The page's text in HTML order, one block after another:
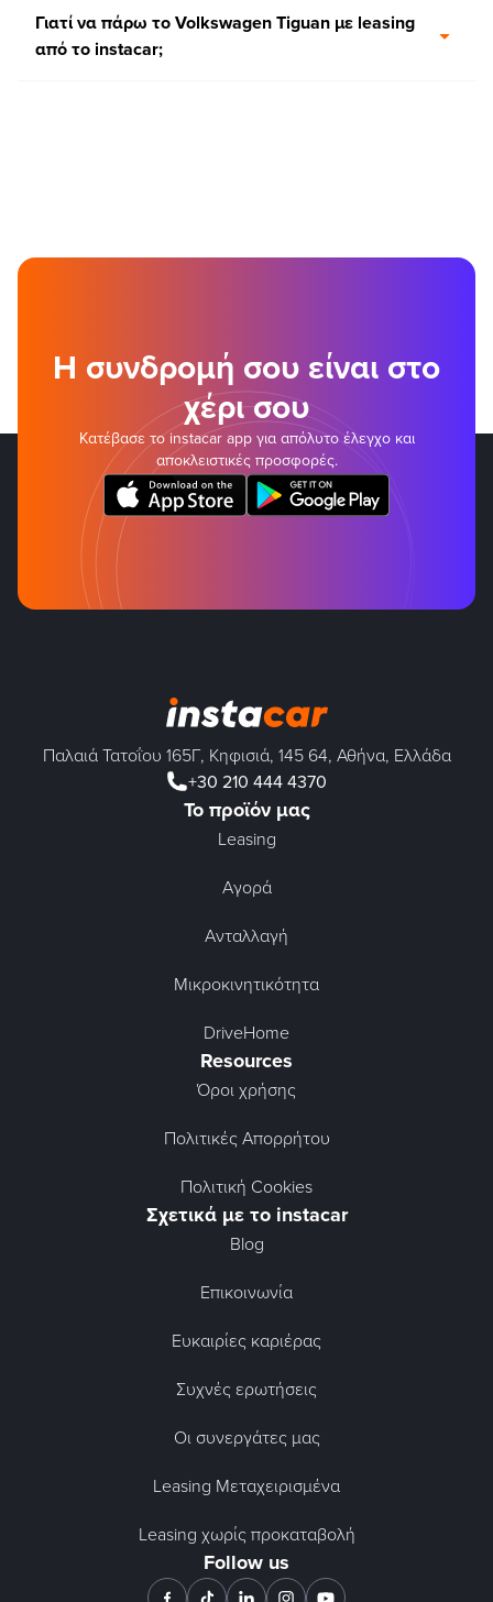
Γιατί να πάρω το Volkswagen Tiguan με leasing
από το instacar;
Η συνδρομή σου είναι στο
χέρι σου
Κατέβασε το instacar app για απόλυτο έλεγχο και
αποκλειστικές προσφορές.
Παλαιά Τατοΐου 165Γ, Κηφισιά, 145 64, Αθήνα, Ελλάδα
+30 210 444 4370
Το προϊόν μας
Leasing
Αγορά
Ανταλλαγή
Μικροκινητικότητα
DriveHome
Resources
Όροι χρήσης
Πολιτικές Απορρήτου
Πολιτική Cookies
Σχετικά με το instacar
Blog
Επικοινωνία
Ευκαιρίες καριέρας
Συχνές ερωτήσεις
Οι συνεργάτες μας
Leasing Μεταχειρισμένα
Leasing χωρίς προκαταβολή
Follow us